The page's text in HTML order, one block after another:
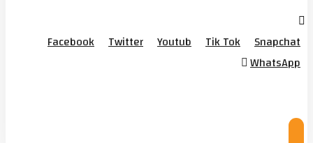
Facebook Twitter Youtub Tik Tok
Snapchat
WhatsApp